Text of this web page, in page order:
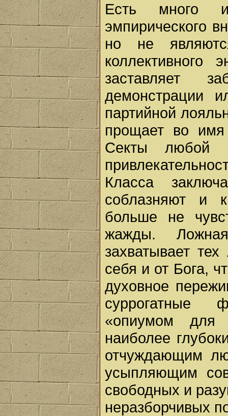
Есть много
эмпирического
но не
коллективного
заставляет
демонстрации
партийной
прощает во
Секты любой
Класса
соблазняют и
больше не
жажды.
захватывает
себя и от Бога,
духовное
суррогатные
«опиумом для
наиболее
отчуждающим
усыпляющим
свободных и
неразборчивых